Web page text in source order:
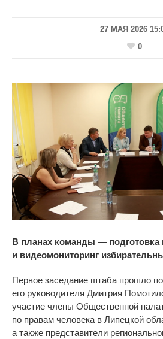
27 МАЯ 2026
0
В планах команды — подготовка
и видеомониторинг
Первое заседание штаба прошло
его руководителя Дмитрия
участие члены Общественной
по правам человека в Липецкой
а также представители